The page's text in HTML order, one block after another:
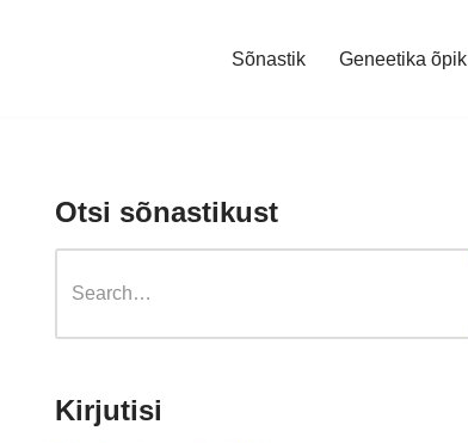
Sõnastik Geneetika õpik
Otsi sõnastikust
Kirjutisi